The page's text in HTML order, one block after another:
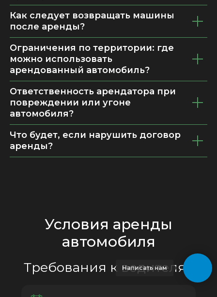
Как следует возвращать машины
после аренды?
Ограничения по территории: где
можно использовать
арендованный автомобиль?
Ответственность арендатора при
повреждении или угоне
автомобиля?
Что будет, если нарушить договор
аренды?
Требования к водителям
Условия аренды
автомобиля
Написать нам